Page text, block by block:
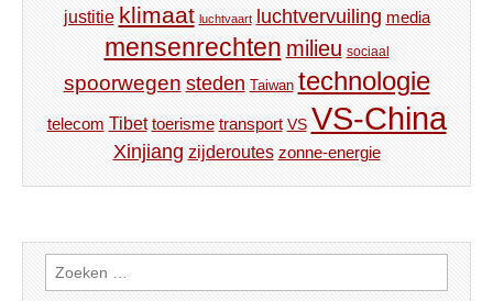
justitie klimaat luchtvaart luchtvervuiling media
mensenrechten milieu sociaal
spoorwegen steden Taiwan technologie
telecom Tibet toerisme transport VS VS-China
Xinjiang zijderoutes zonne-energie
Zoeken
naar: